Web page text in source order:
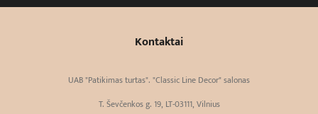
Kontaktai
UAB "Patikimas turtas". "Classic Line Decor" salonas
T. Ševčenkos g. 19, LT-03111, Vilnius